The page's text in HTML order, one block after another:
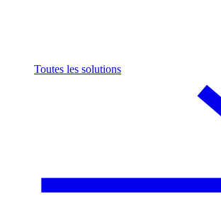
Toutes les solutions